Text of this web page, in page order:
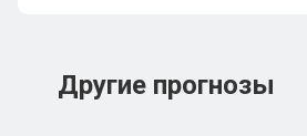
Другие прогнозы